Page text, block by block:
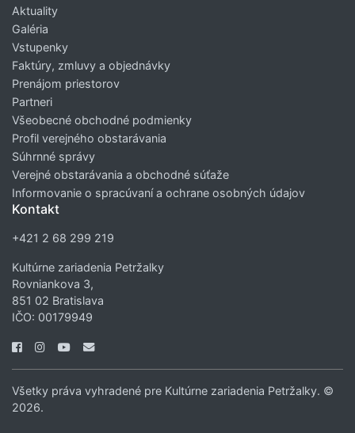
Aktuality
Galéria
Vstupenky
Faktúry, zmluvy a objednávky
Prenájom priestorov
Partneri
Všeobecné obchodné podmienky
Profil verejného obstarávania
Súhrnné správy
Verejné obstarávania a obchodné súťaže
Informovanie o spracúvaní a ochrane osobných údajov
Kontakt
+421 2 68 299 219
Kultúrne zariadenia Petržalky
Rovniankova 3,
851 02 Bratislava
IČO: 00179949
Všetky práva vyhradené pre Kultúrne zariadenia Petržalky. ©
2026.